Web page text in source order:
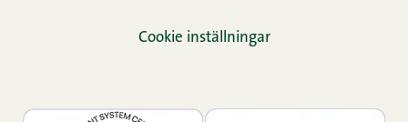
Cookie inställningar